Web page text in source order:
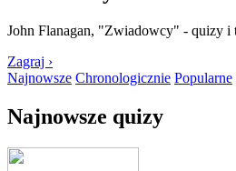
John Flanagan, "Zwiadowcy" - quizy i
Zagraj ›
Najnowsze Chronologicznie Popularne
Najnowsze quizy